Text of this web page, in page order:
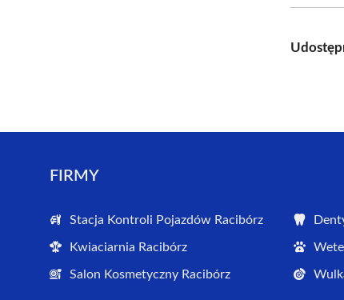
FIRMY
Stacja Kontroli Pojazdów Racibórz
Kwiaciarnia Racibórz
Salon Kosmetyczny Racibórz